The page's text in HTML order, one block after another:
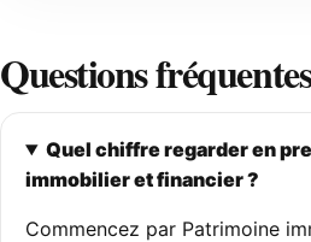
Questions fréquentes
Quel chiffre regarder en
immobilier et financier ?
Commencez par Patrimoine